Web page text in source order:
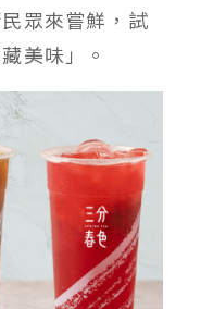
眾來嘗鮮，試
美味」。